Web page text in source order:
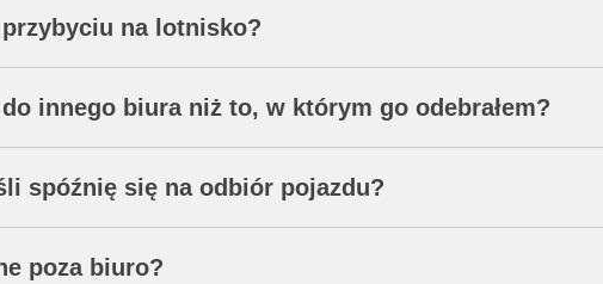
na lotnisko?
innego biura niż to, w którym go odebrałem?
spóźnię się na odbiór pojazdu?
poza biuro?